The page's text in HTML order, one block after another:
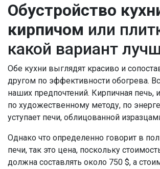
Обустройство
кирпичом или
какой вариант
Обе кухни выглядят красиво и
другом по эффективности обогрева.
наших предпочтений. Кирпичная печь,
по художественному методу, по
уступает печи, облицованной
Однако что определенно говорит в
печи, так это цена, поскольку
должна составлять около 750 $, а